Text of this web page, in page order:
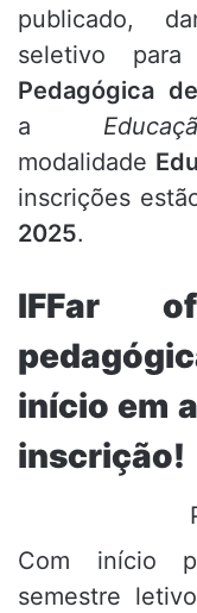
publicado,
seletivo
Pedagógica
a
modalidade
inscrições
2025.
IFFar
início em
inscrição!
Com início
semestre